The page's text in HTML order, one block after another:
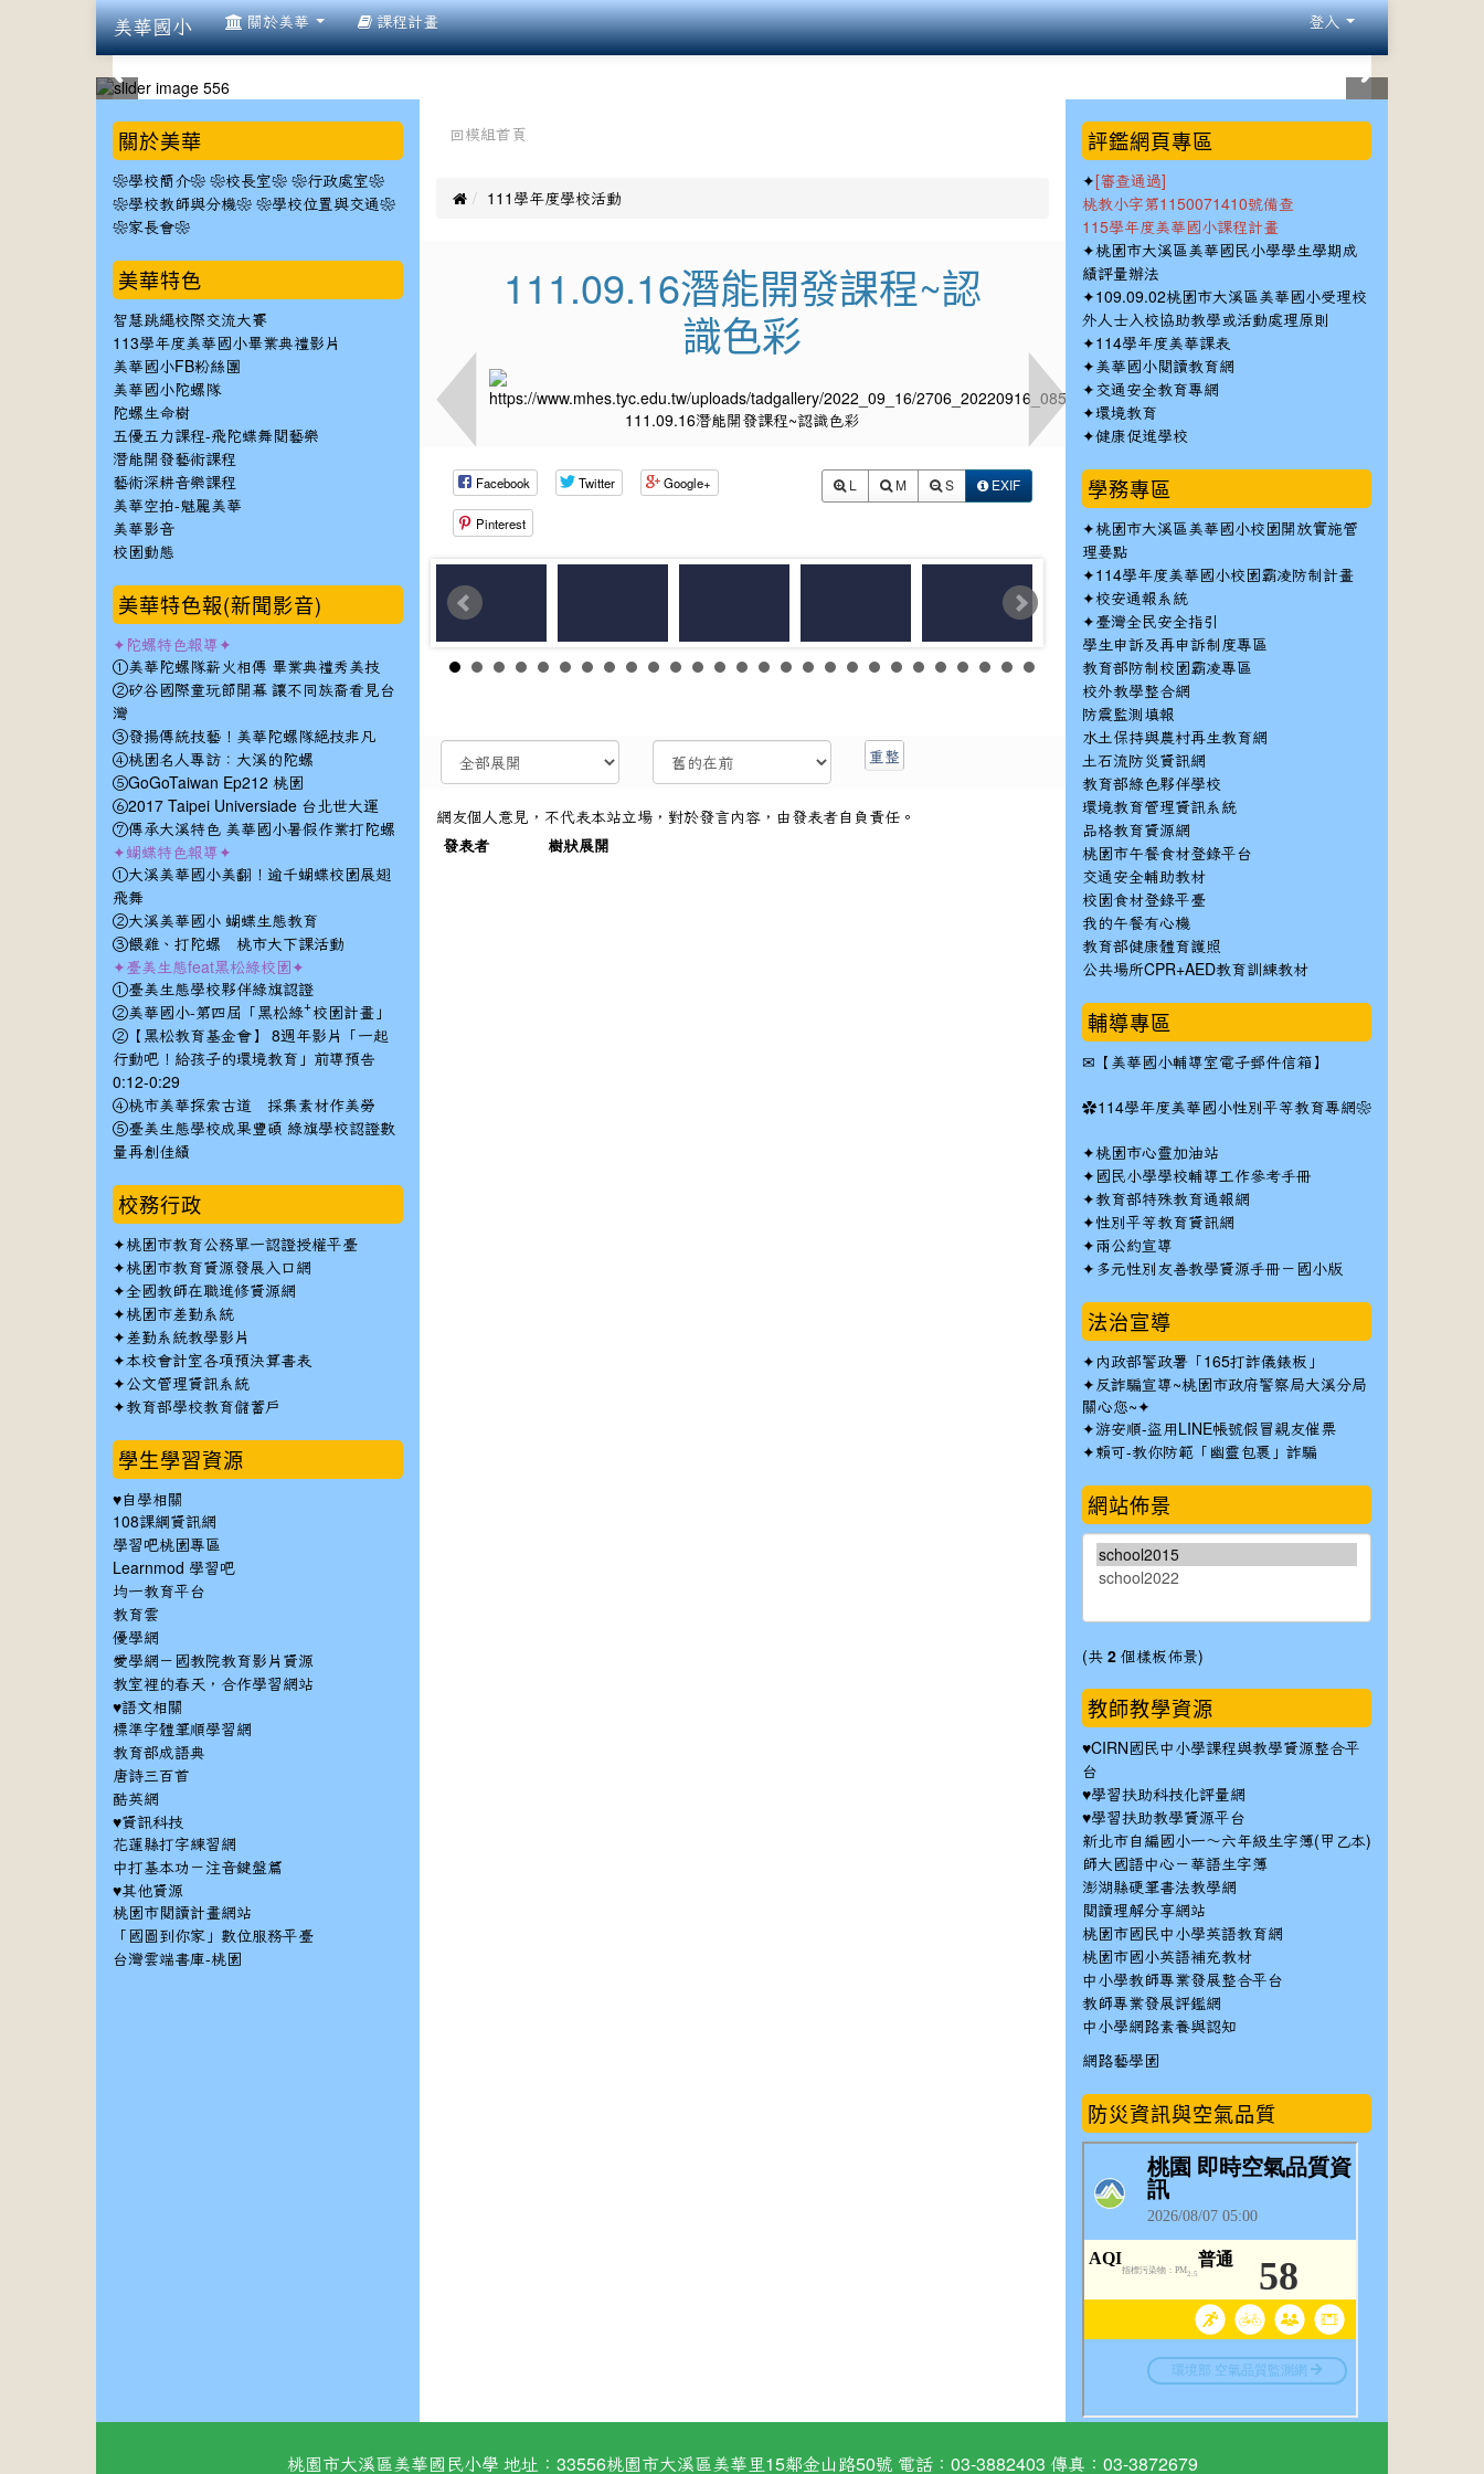
美華國小 關於美華 課程計畫 登入
回模組首頁
 111學年度學校活動
111.09.16潛能開發課程~認
識色彩
Facebook Twitter Google+
Pinterest
M S EXIF
網友個人意見，不代表本站立場，對於發言內容，由發表者自負責任。
發表者
樹狀展開
::: 關於美華
❀學校簡介❀ ❀校長室❀ ❀行政處室❀
❀學校教師與分機❀ ❀學校位置與交通❀
❀家長會❀
美華特色
智慧跳繩校際交流大賽
113學年度美華國小畢業典禮影片
美華國小FB粉絲團
美華國小陀螺隊
陀螺生命樹
五優五力課程-飛陀蝶舞閱藝樂
潛能開發藝術課程
藝術深耕音樂課程
美華空拍-魅麗美華
美華影音
校園動態
美華特色報(新聞影音)
✦陀螺特色報導✦
①美華陀螺隊薪火相傳 畢業典禮秀美技
②矽谷國際童玩節開幕 讓不同族裔看見台
灣
③發揚傳統技藝！美華陀螺隊絕技非凡
④桃園名人專訪：大溪的陀螺
⑤GoGoTaiwan Ep212 桃園
⑥2017 Taipei Universiade 台北世大運
⑦傳承大溪特色 美華國小暑假作業打陀螺
✦蝴蝶特色報導✦
①大溪美華國小美翻！逾千蝴蝶校園展翅
飛舞
②大溪美華國小 蝴蝶生態教育
③餵雞、打陀螺 桃市大下課活動
✦臺美生態feat黑松綠校園✦
①臺美生態學校夥伴綠旗認證
②美華國小-第四屆「黑松綠⁺校園計畫」
②【黑松教育基金會】 8週年影片「一起
行動吧！給孩子的環境教育」前導預告
0:12-0:29
④桃市美華探索古道 採集素材作美勞
⑤臺美生態學校成果豐碩 綠旗學校認證數
量再創佳績
校務行政
✦桃園市教育公務單一認證授權平臺
✦桃園市教育資源發展入口網
✦全國教師在職進修資源網
✦桃園市差勤系統
✦ 差勤系統教學影片
✦本校會計室各項預決算書表
✦公文管理資訊系統
✦教育部學校教育儲蓄戶
學生學習資源
♥自學相關
108課綱資訊網
學習吧桃園專區
Learnmod 學習吧
均一教育平台
教育雲
優學網
愛學網－國教院教育影片資源
教室裡的春天，合作學習網站
♥語文相關
標準字體筆順學習網
教育部成語典
唐詩三百首
酷英網
♥資訊科技
花蓮縣打字練習網
中打基本功－注音鍵盤篇
♥其他資源
桃園市閱讀計畫網站
「國圖到你家」數位服務平臺
台灣雲端書庫-桃園
::: 評鑑網頁專區
✦ [審查通過]
桃教小字第1150071410號備查
115學年度美華國小課程計畫
✦桃園市大溪區美華國民小學學生學期成
績評量辦法
✦109.09.02桃園市大溪區美華國小受理校
外人士入校協助教學或活動處理原則
✦114學年度美華課表
✦美華國小閱讀教育網
✦ 交通安全教育專網
✦環境教育
✦健康促進學校
學務專區
✦桃園市大溪區美華國小校園開放實施管
理要點
✦114學年度美華國小校園霸凌防制計畫
✦校安通報系統
✦臺灣全民安全指引
學生申訴及再申訴制度專區
教育部防制校園霸凌專區
校外教學整合網
防震監測填報
水土保持與農村再生教育網
土石流防災資訊網
教育部綠色夥伴學校
環境教育管理資訊系統
品格教育資源網
桃園市午餐食材登錄平台
交通安全輔助教材
校園食材登錄平臺
我的午餐有心機
教育部健康體育護照
公共場所CPR+AED教育訓練教材
輔導專區
✉ 【美華國小輔導室電子郵件信箱】
✿114學年度美華國小性別平等教育專網❀
✦桃園市心靈加油站
✦ 國民小學學校輔導工作參考手冊
✦教育部特殊教育通報網
✦性別平等教育資訊網
✦兩公約宣導
✦ 多元性別友善教學資源手冊－國小版
法治宣導
✦ 內政部警政署「165打詐儀錶板」
✦反詐騙宣導~桃園市政府警察局大溪分局
關心您~✦
✦游安順-盜用LINE帳號假冒親友催票
✦賴可-教你防範「幽靈包裹」詐騙
網站佈景
(共 2個樣板佈景)
教師教學資源
♥CIRN國民中小學課程與教學資源整合平
台
♥學習扶助科技化評量網
♥學習扶助教學資源平台
新北市自編國小一～六年級生字簿(甲乙本)
師大國語中心－華語生字簿
澎湖縣硬筆書法教學網
閱讀理解分享網站
桃園市國民中小學英語教育網
桃園市國小英語補充教材
中小學教師專業發展整合平台
教師專業發展評鑑網
中小學網路素養與認知
網路藝學園
防災資訊與空氣品質
桃園市大溪區美華國民小學 地址：33556桃園市大溪區美華里15鄰金山路50號 電話：03-3882403 傳真：03-3872679